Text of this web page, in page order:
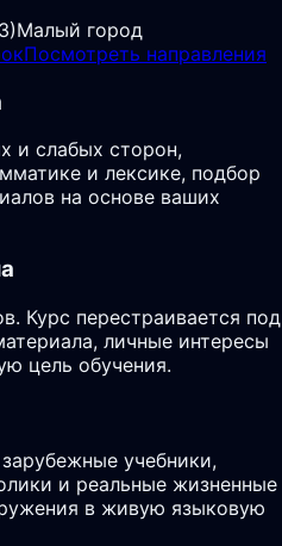
Малый город
Посмотреть направления
и слабых сторон,
и лексике, подбор
на основе ваших
Курс перестраивается под
личные интересы
цель обучения.
учебники,
и реальные жизненные
в живую языковую